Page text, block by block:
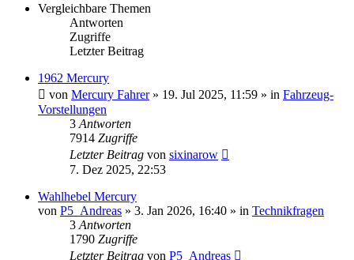
Vergleichbare Themen
Antworten
Zugriffe
Letzter Beitrag
1962 Mercury
von Mercury Fahrer» 19. Jul 2025, 11:59 » in Fahrzeug-
Vorstellungen
3 Antworten
7914 Zugriffe
Letzter Beitrag von sixinarow
7. Dez 2025, 22:53
Wahlhebel Mercury
von P5_Andreas » 3. Jan 2026, 16:40 » in Technikfragen
3 Antworten
1790 Zugriffe
Letzter Beitrag von P5_Andreas